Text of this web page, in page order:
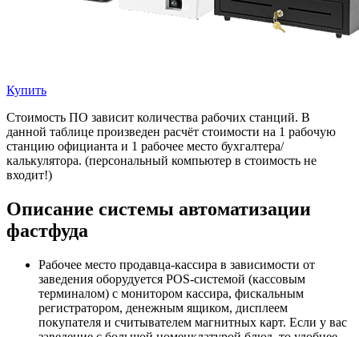
Купить
Стоимость ПО зависит количества рабочих станций. В
данной таблице произведен расчёт стоимости на 1 рабочую
станцию официанта и 1 рабочее место бухгалтера/
калькулятора. (персональный компьютер в стоимость не
входит!)
Описание системы автоматизации
фастфуда
Рабочее место продавца-кассира в зависимости от
заведения оборудуется POS-системой (кассовым
терминалом) с монитором кассира, фискальным
регистратором, денежным ящиком, дисплеем
покупателя и считывателем магнитных карт. Если у вас